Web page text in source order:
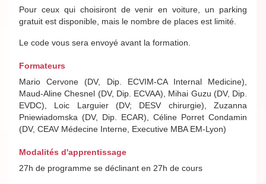
Pour ceux qui choisiront de venir en voiture, un parking
gratuit est disponible, mais le nombre de places est limité.
Le code vous sera envoyé avant la formation.
Formateurs
Mario Cervone (DV, Dip. ECVIM-CA Internal Medicine),
Maud-Aline Chesnel (DV, Dip. ECVAA), Mihai Guzu (DV, Dip.
EVDC), Loic Larguier (DV; DESV chirurgie), Zuzanna
Pniewiadomska (DV, Dip. ECAR), Céline Porret Condamin
(DV, CEAV Médecine Interne, Executive MBA EM-Lyon)
Modalités d'apprentissage
27h de programme se déclinant en 27h de cours